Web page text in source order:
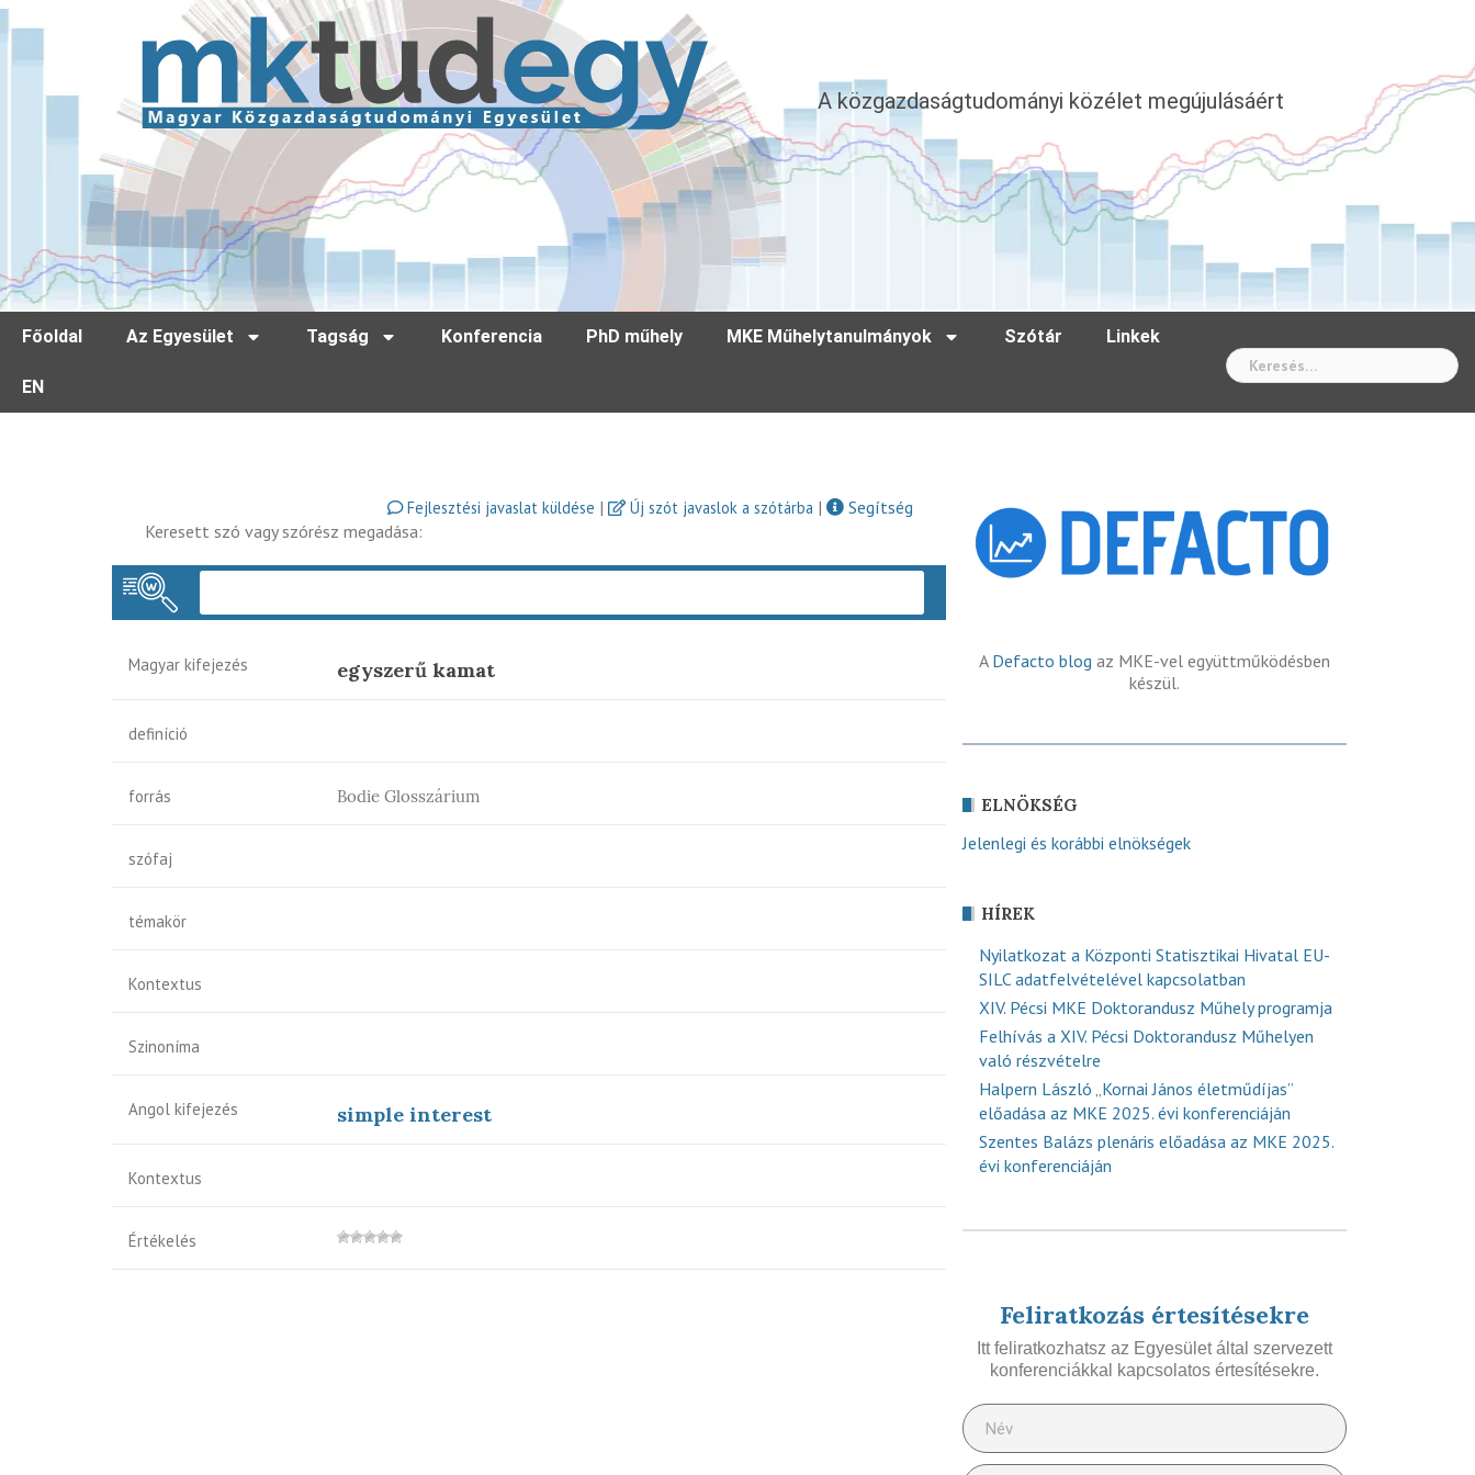
A közgazdaságtudományi közélet megújulásáért
Főoldal Az Egyesület Tagság Konferencia PhD műhely MKE Műhelytanulmányok Szótár Linkek
EN
Fejlesztési javaslat küldése | Új szót javaslok a szótárba |
Segítség
Keresett szó vagy szórész megadása:
Magyar kifejezés egyszerű kamat
definíció
forrás Bodie Glosszárium
szófaj
témakör
Kontextus
Szinoníma
Angol kifejezés simple interest
Kontextus
Értékelés
A Defacto blog az MKE-vel együttműködésben
készül.
ELNÖKSÉG
Jelenlegi és korábbi elnökségek
HÍREK
Nyilatkozat a Központi Statisztikai Hivatal EU-
SILC adatfelvételével kapcsolatban
XIV. Pécsi MKE Doktorandusz Műhely programja
Felhívás a XIV. Pécsi Doktorandusz Műhelyen
való részvételre
Halpern László „Kornai János életműdíjas”
előadása az MKE 2025. évi konferenciáján
Szentes Balázs plenáris előadása az MKE 2025.
évi konferenciáján
Feliratkozás értesítésekre
Itt feliratkozhatsz az Egyesület által szervezett
konferenciákkal kapcsolatos értesítésekre.